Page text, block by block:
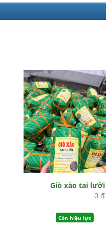
Giò xào tai lưỡi
0 đ
Còn hiệu lực